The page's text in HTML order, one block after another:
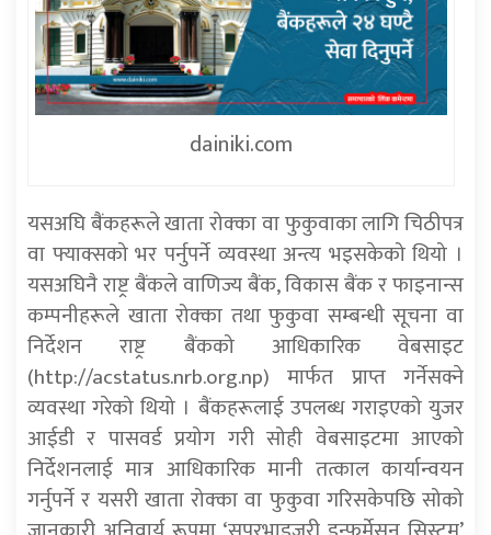
dainiki.com
यसअघि बैंकहरूले खाता रोक्का वा फुकुवाका लागि चिठीपत्र
वा फ्याक्सको भर पर्नुपर्ने व्यवस्था अन्त्य भइसकेको थियो ।
यसअघिनै राष्ट्र बैंकले वाणिज्य बैंक, विकास बैंक र फाइनान्स
कम्पनीहरूले खाता रोक्का तथा फुकुवा सम्बन्धी सूचना वा
निर्देशन राष्ट्र बैंकको आधिकारिक वेबसाइट
(http://acstatus.nrb.org.np) मार्फत प्राप्त गर्नेसक्ने
व्यवस्था गरेको थियो । बैंकहरूलाई उपलब्ध गराइएको युजर
आईडी र पासवर्ड प्रयोग गरी सोही वेबसाइटमा आएको
निर्देशनलाई मात्र आधिकारिक मानी तत्काल कार्यान्वयन
गर्नुपर्ने र यसरी खाता रोक्का वा फुकुवा गरिसकेपछि सोको